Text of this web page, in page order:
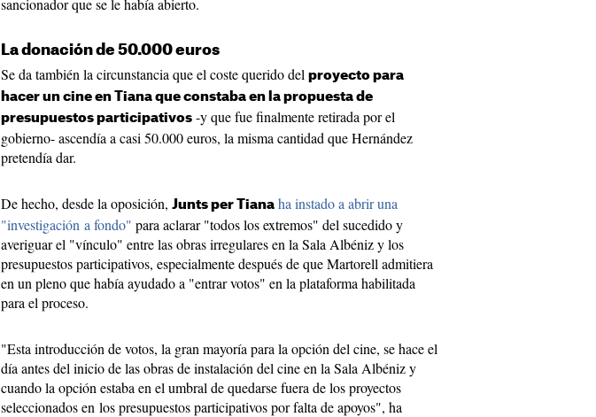
sancionador que se le había abierto.
La donación de 50.000 euros
Se da también la circunstancia que el coste querido del proyecto para
hacer un cine en Tiana que constaba en la propuesta de
presupuestos participativos -y que fue finalmente retirada por el
gobierno- ascendía a casi 50.000 euros, la misma cantidad que Hernández
pretendía dar.
De hecho, desde la oposición, Junts per Tiana ha instado a abrir una
"investigación a fondo" para aclarar "todos los extremos" del sucedido y
averiguar el "vínculo" entre las obras irregulares en la Sala Albéniz y los
presupuestos participativos, especialmente después de que Martorell admitiera
en un pleno que había ayudado a "entrar votos" en la plataforma habilitada
para el proceso.
"Esta introducción de votos, la gran mayoría para la opción del cine, se hace el
día antes del inicio de las obras de instalación del cine en la Sala Albéniz y
cuando la opción estaba en el umbral de quedarse fuera de los proyectos
seleccionados en los presupuestos participativos por falta de apoyos", ha